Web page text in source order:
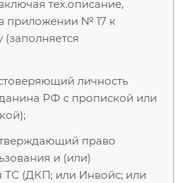
тех.описание,
приложении № 17 к
(заполняется
личность
РФ с пропиской или
право
и (или)
ТС (ДКП; или Инвойс; или